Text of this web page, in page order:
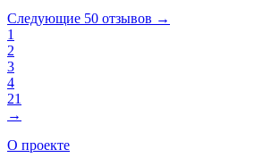
Следующие 50 отзывов →
1
2
3
4
21
→
О проекте